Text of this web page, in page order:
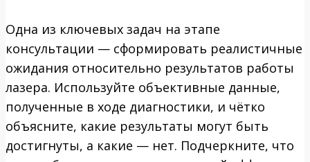
Одна из ключевых задач на этапе
консультации — сформировать реалистичные
ожидания относительно результатов работы
лазера. Используйте объективные данные,
полученные в ходе диагностики, и чётко
объясните, какие результаты могут быть
достигнуты, а какие — нет. Подчеркните, что